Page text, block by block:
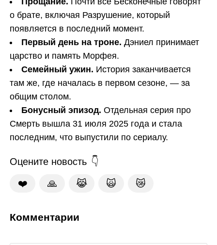
о брате, включая Разрушение, который
появляется в последний момент.
Первый день на троне. Дэниел принимает
царство и память Морфея.
Семейный ужин. История заканчивается
там же, где началась в первом сезоне, — за
общим столом.
Бонусный эпизод. Отдельная серия про
Смерть вышла 31 июля 2025 года и стала
последним, что выпустили по сериалу.
Оцените новость
❤️ 🙏 😹 🙀 😿
Комментарии